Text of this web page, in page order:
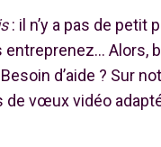
: il n’y a pas de petit
entreprenez…
d’aide ? Sur
de vœux vidéo